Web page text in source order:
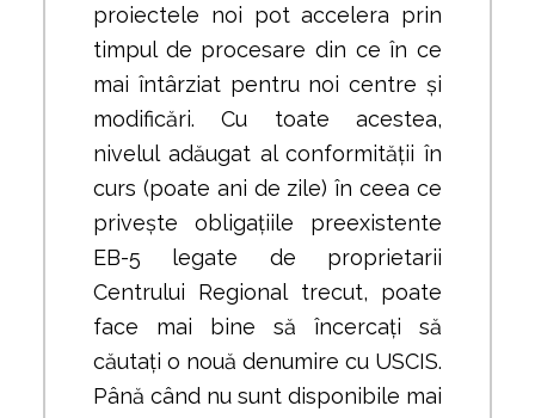
proiectele noi pot accelera prin
timpul de procesare din ce în ce
mai întârziat pentru noi centre și
modificări. Cu toate acestea,
nivelul adăugat al conformității în
curs (poate ani de zile) în ceea ce
privește obligațiile preexistente
EB-5 legate de proprietarii
Centrului Regional trecut, poate
face mai bine să încercați să
căutați o nouă denumire cu USCIS.
Până când nu sunt disponibile mai